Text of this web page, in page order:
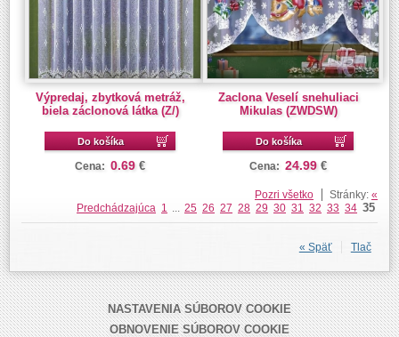
Výpredaj, zbytková metráž,
biela záclonová látka (Z/)
Do košíka
Cena: 0.69 €
Zaclona Veselí snehuliaci
Mikulas (ZWDSW)
Do košíka
Cena: 24.99 €
Pozri všetko Stránky: «
Predchádzajúca 1 ... 25 26 27 28 29 30 31 32 33 34 35
Tlač
« Späť
NASTAVENIA SÚBOROV COOKIE
OBNOVENIE SÚBOROV COOKIE